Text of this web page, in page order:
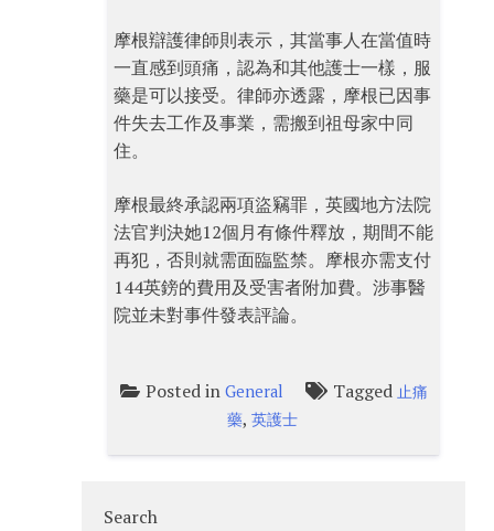
摩根辯護律師則表示，其當事人在當值時
一直感到頭痛，認為和其他護士一樣，服
藥是可以接受。律師亦透露，摩根已因事
件失去工作及事業，需搬到祖母家中同
住。
摩根最終承認兩項盜竊罪，英國地方法院
法官判決她12個月有條件釋放，期間不能
再犯，否則就需面臨監禁。摩根亦需支付
144英鎊的費用及受害者附加費。涉事醫
院並未對事件發表評論。
Posted in General Tagged 止痛
藥,英護士
Search